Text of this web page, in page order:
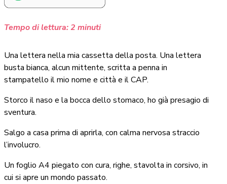
Tempo di lettura:2 minuti
Una lettera nella mia cassetta della posta. Una lettera
busta bianca, alcun mittente, scritta a penna in
stampatello il mio nome e città e il CAP.
Storco il naso e la bocca dello stomaco, ho già presagio di
sventura.
Salgo a casa prima di aprirla, con calma nervosa straccio
l’involucro.
Un foglio A4 piegato con cura, righe, stavolta in corsivo, in
cui si apre un mondo passato.